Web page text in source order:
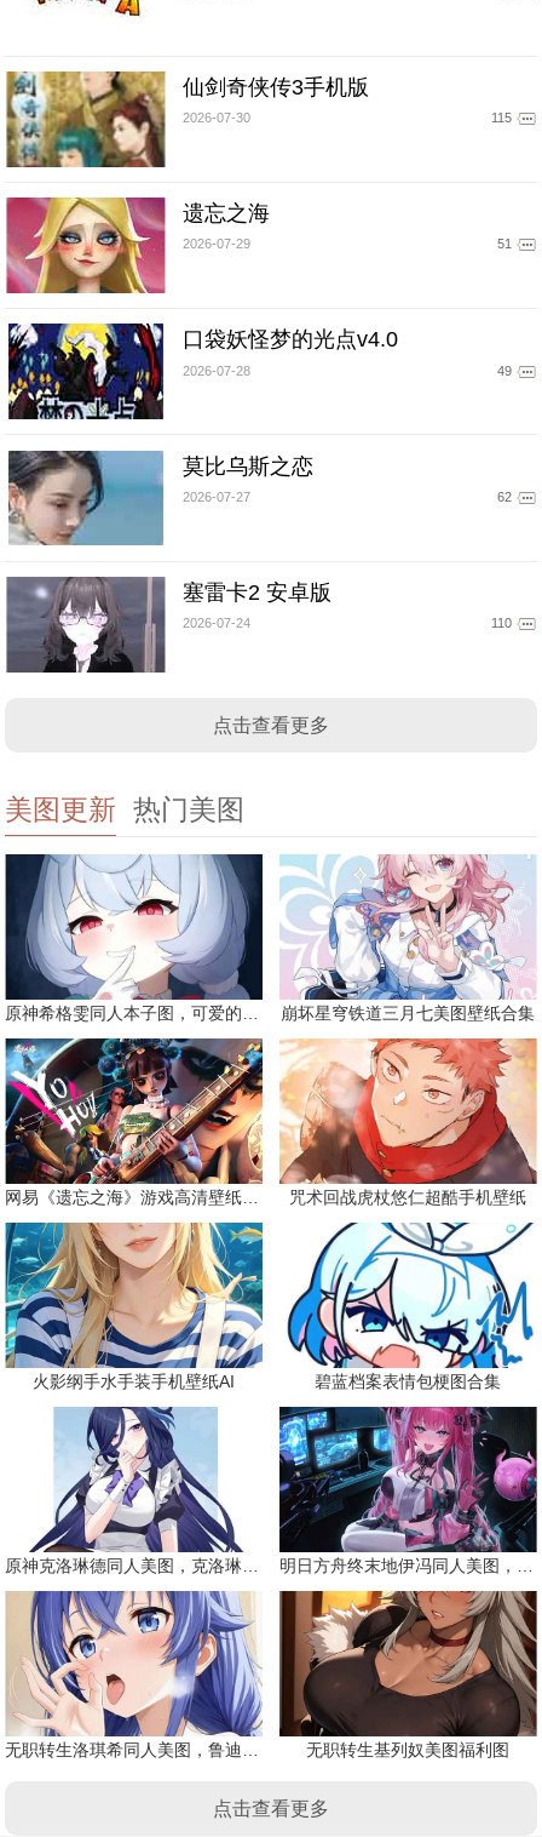
仙剑奇侠传3手机版
2026-07-30 115
遗忘之海
2026-07-29 51
口袋妖怪梦的光点v4.0
2026-07-28 49
莫比乌斯之恋
2026-07-27 62
塞雷卡2 安卓版
2026-07-24 110
点击查看更多
美图更新 热门美图
原神希格雯同人本子图，可爱的双马尾 崩坏星穹铁道三月七美图壁纸合集
网易《遗忘之海》游戏高清壁纸精选 咒术回战虎杖悠仁超酷手机壁纸
火影纲手水手装手机壁纸AI 碧蓝档案表情包梗图合集
原神克洛琳德同人美图，克洛琳德战败会怎样 明日方舟终末地伊冯同人美图，粉毛恶魔伊冯
无职转生洛琪希同人美图，鲁迪的二老婆 无职转生基列奴美图福利图
点击查看更多